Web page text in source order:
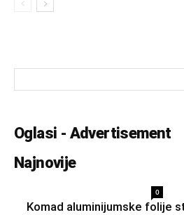
Oglasi - Advertisement
Najnovije
0
Komad aluminijumske folije